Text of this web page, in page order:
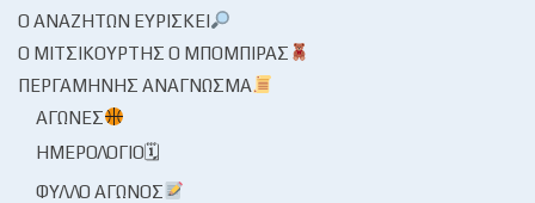
Ο ΑΝΑΖΗΤΏΝ ΕΥΡΊΣΚΕΙ
Ο ΜΙΤΣΙΚΟΥΡΤΉΣ Ο ΜΠΌΜΠΙΡΑΣ
ΠΕΡΓΑΜΗΝΉΣ ΑΝΆΓΝΩΣΜΑ
ΑΓΏΝΕΣ
ΗΜΕΡΟΛΌΓΙΟ🗓
ΦΎΛΛΟ ΑΓΏΝΟΣ